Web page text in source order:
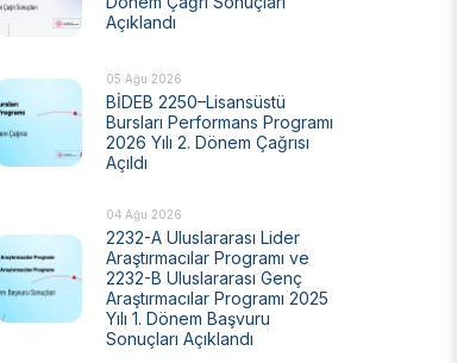
Ulusal Metroloji Enstitüsü (UME)
(UZAY)
Kutup Araştırmaları Enstitüsü (KARE)
Açıklandı
05 Ağu 2026
BİDEB 2250–Lisansüstü
Bursları Performans Programı
2026 Yılı 2. Dönem Çağrısı
Açıldı
04 Ağu 2026
2232-A Uluslararası Lider
Araştırmacılar Programı ve
2232-B Uluslararası Genç
Araştırmacılar Programı 2025
Yılı 1. Dönem Başvuru
Sonuçları Açıklandı